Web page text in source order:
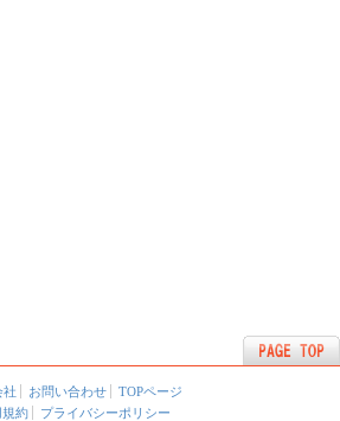
社 お問い合わせ
TOPページ
約
プライバシーポリシー